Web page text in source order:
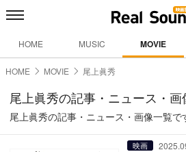
HOME MUSIC MOVIE
HOME MOVIE 尾上眞秀
尾上眞秀の記事・ニュース・画
尾上眞秀の記事・ニュース・画像一覧で
映画